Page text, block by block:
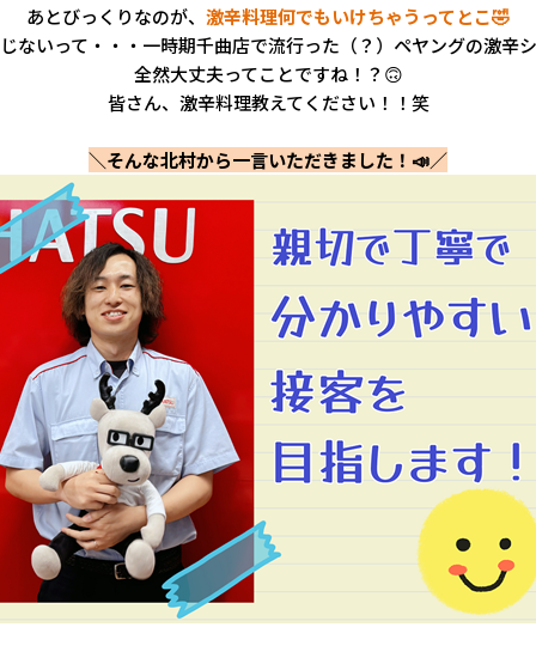
あとびっくりなのが、 激辛料理何でもいけちゃうってとこ🤣
ないって・・・一時期千曲店で流行った（？）ペヤングの激辛
全然大丈夫ってことですね！？🙃
皆さん、激辛料理教えてください！！笑
＼そんな北村から一言いただきました！📣／